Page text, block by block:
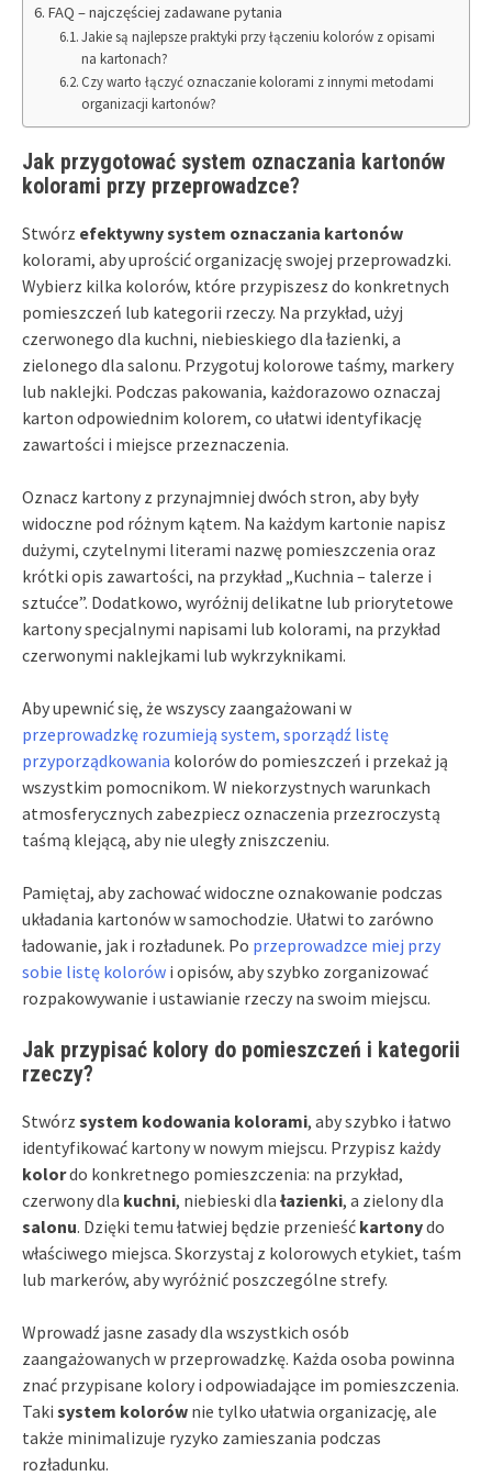
FAQ – najczęściej zadawane pytania
Jakie są najlepsze praktyki przy łączeniu kolorów z opisami
na kartonach?
Czy warto łączyć oznaczanie kolorami z innymi metodami
organizacji kartonów?
Jak przygotować system oznaczania kartonów
kolorami przy przeprowadzce?
Stwórz efektywny system oznaczania kartonów
kolorami, aby uprościć organizację swojej przeprowadzki.
Wybierz kilka kolorów, które przypiszesz do konkretnych
pomieszczeń lub kategorii rzeczy. Na przykład, użyj
czerwonego dla kuchni, niebieskiego dla łazienki, a
zielonego dla salonu. Przygotuj kolorowe taśmy, markery
lub naklejki. Podczas pakowania, każdorazowo oznaczaj
karton odpowiednim kolorem, co ułatwi identyfikację
zawartości i miejsce przeznaczenia.
Oznacz kartony z przynajmniej dwóch stron, aby były
widoczne pod różnym kątem. Na każdym kartonie napisz
dużymi, czytelnymi literami nazwę pomieszczenia oraz
krótki opis zawartości, na przykład „Kuchnia – talerze i
sztućce”. Dodatkowo, wyróżnij delikatne lub priorytetowe
kartony specjalnymi napisami lub kolorami, na przykład
czerwonymi naklejkami lub wykrzyknikami.
Aby upewnić się, że wszyscy zaangażowani w
przeprowadzkę rozumieją system, sporządź listę
przyporządkowania kolorów do pomieszczeń i przekaż ją
wszystkim pomocnikom. W niekorzystnych warunkach
atmosferycznych zabezpiecz oznaczenia przezroczystą
taśmą klejącą, aby nie uległy zniszczeniu.
Pamiętaj, aby zachować widoczne oznakowanie podczas
układania kartonów w samochodzie. Ułatwi to zarówno
ładowanie, jak i rozładunek. Po przeprowadzce miej przy
sobie listę kolorów i opisów, aby szybko zorganizować
rozpakowywanie i ustawianie rzeczy na swoim miejscu.
Jak przypisać kolory do pomieszczeń i kategorii
rzeczy?
Stwórz system kodowania kolorami, aby szybko i łatwo
identyfikować kartony w nowym miejscu. Przypisz każdy
kolordo konkretnego pomieszczenia: na przykład,
czerwony dla kuchni, niebieski dla łazienki, a zielony dla
salonu. Dzięki temu łatwiej będzie przenieść kartonydo
właściwego miejsca. Skorzystaj z kolorowych etykiet, taśm
lub markerów, aby wyróżnić poszczególne strefy.
Wprowadź jasne zasady dla wszystkich osób
zaangażowanych w przeprowadzkę. Każda osoba powinna
znać przypisane kolory i odpowiadające im pomieszczenia.
Taki system kolorów nie tylko ułatwia organizację, ale
także minimalizuje ryzyko zamieszania podczas
rozładunku.